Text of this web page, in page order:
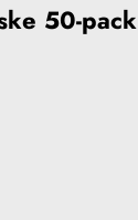
50-pack